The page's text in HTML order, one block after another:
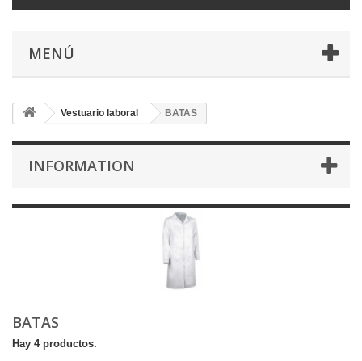
MENÚ
Vestuario laboral BATAS
INFORMATION
BATAS
Hay 4 productos.